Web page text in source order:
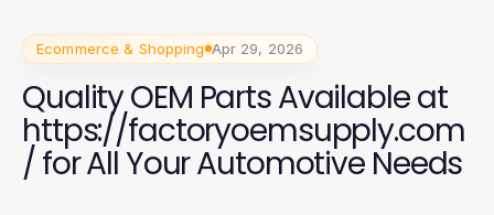
Ecommerce & Shopping Apr 29, 2026
Quality OEM Parts Available at
https://factoryoemsupply.com
/ for All Your Automotive Needs